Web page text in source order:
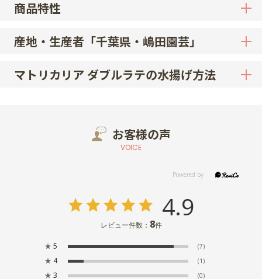
商品特性
産地・生産者「千葉県・嶋田園芸」
マトリカリア ダブルラテの水揚げ方法
お客様の声
VOICE
4.9
レビュー件数： 8件
★ 5 (7)
★ 4 (1)
★ 3 (0)